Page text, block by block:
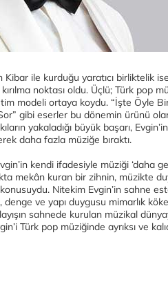
ile kurduğu yaratıcı birliktelik
noktası oldu. Üçlü; Türk pop
modeli ortaya koydu. “İşte Öyle Bir
gibi eserler bu dönemin ürünü
yakaladığı büyük başarı,
daha fazla müziğe bıraktı.
kendi ifadesiyle müziği ‘daha
mekân kuran bir zihnin, müzikte
Nitekim Evgin’in sahne
ve yapı duygusu mimarlık
sahnede kurulan müzikal
Türk pop müziğinde ayrıksı ve